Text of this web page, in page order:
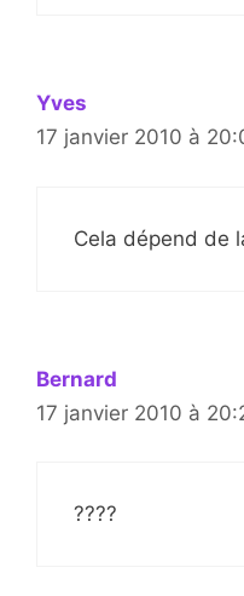
Yves
17 janvier 2010 à
Cela dépend de
Bernard
17 janvier 2010 à
????